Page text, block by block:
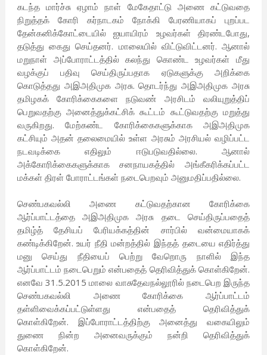
கடந்த மார்ச்சு ஏழாம் நாள் மேகேதாட்டு அணை கட்டுவதை
நிறுத்தக் கோரி கர்நாடகம் நோக்கி பேரணியாகப் புறப்பட
தேன்கனிக்கோட்டையில் ஐயாயிரம் உழவர்கள் திரண்டபோது,
தடுத்து கைது செய்தனர். மாலையில் விட்டுவிட்டனர். ஆனால்
மறுநாள் அப்போராட்டத்தில் கலந்து கொண்ட உழவர்கள் மீது
வழக்குப் பதிவு செய்திருப்பதாக ஏடுகளுக்கு அறிக்கை
கொடுத்தது அஇஅதிமுக அரசு. தொடர்ந்து அஇஅதிமுக அரசு
தமிழகக் கோரிக்கைகளை நடுவண் அரசிடம் வலியுறுத்திப்
பெறுவதற்கு அனைத்துக்கட்சிக் கூட்டம் கூட்டுவதற்கு மறுத்து
வருகிறது. மேற்கண்ட கோரிக்கைகளுக்காக அஇஅதிமுக
கட்சியும் அதன் தலைமையில் உள்ள அரசும் அரசியல் வழிப்பட்ட
நடவடிக்கை எதிலும் ஈடுபடுவதில்லை. ஆனால்
அக்கோரிக்கைகளுக்காக சனநாயகத்தில் அங்கீகரிக்கப்பட்ட
மக்கள் திரள் போராட்டங்கள் நடைபெறவும் அனுமதிப்பதில்லை.
செண்பகவல்லி அணை கட்டுவதற்கான கோரிக்கை
ஆர்ப்பாட்டத்தை அஇஅதிமுக அரசு தடை செய்திருப்பதைத்
தமிழ்த் தேசியப் பேரியக்கத்தின் சார்பில் வன்மையாகக்
கண்டிக்கிறேன். உயர் நீதி மன்றத்தில் இந்தத் தடையை எதிர்த்து
மனு செய்து நீதியைப் பெற்று வேறொரு நாளில் இந்த
ஆர்ப்பாட்டம் நடைபெறும் என்பதைத் தெரிவித்துக் கொள்கிறேன்.
எனவே 31.5.2015 மாலை வாசுதேவநல்லூரில் நடைபெற இருந்த
செண்பகவல்லி அணை கோரிக்கை ஆர்ப்பாட்டம்
தள்ளிவைக்கப்பட்டுள்ளது என்பதைத் தெரிவித்துக்
கொள்கிறேன். இப்போராட்டத்திற்கு அனைத்து வகையிலும்
துணை நின்ற அனைவருக்கும் நன்றி தெரிவித்துக்
கொள்கிறேன்.